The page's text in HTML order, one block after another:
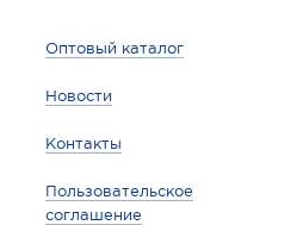
Оптовый каталог
Новости
Контакты
Пользовательское
соглашение